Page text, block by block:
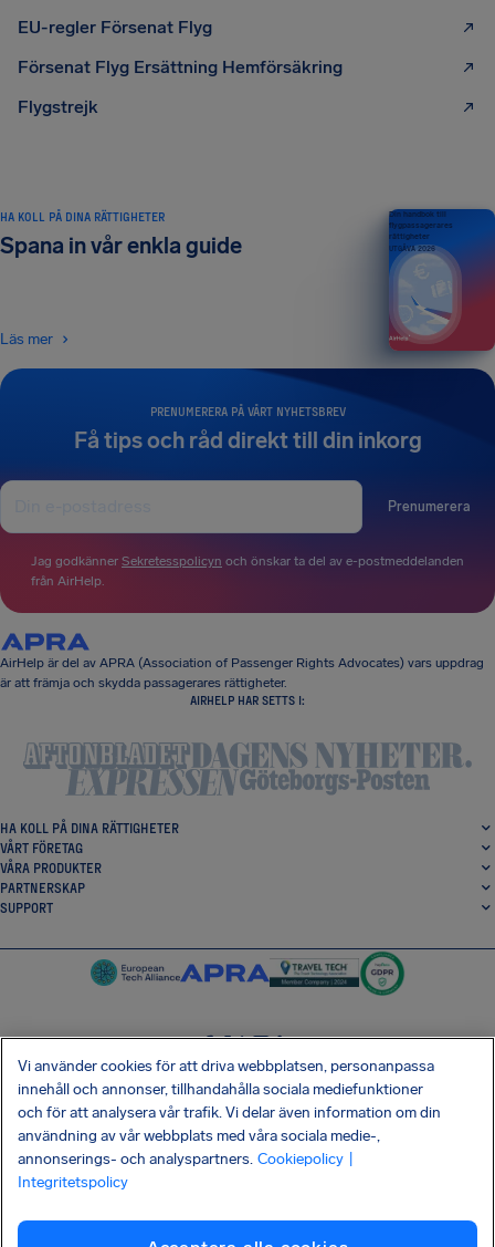
EU-regler Försenat Flyg
Försenat Flyg Ersättning Hemförsäkring
Flygstrejk
PRENUMERERA PÅ VÅRT NYHETSBREV
Få tips och råd direkt till din inkorg
Prenumerera
Jag godkänner Sekretesspolicyn och önskar ta del av e-postmeddelanden
från AirHelp.
HA KOLL PÅ DINA RÄTTIGHETER
Spana in vår enkla guide
Läs mer
Din handbok till
flygpassagerares
rättigheter
UTGÅVA 2026
AirHelp är del av APRA (Association of Passenger Rights Advocates) vars uppdrag
är att främja och skydda passagerares rättigheter.
AIRHELP HAR SETTS I:
HA KOLL PÅ DINA RÄTTIGHETER
VÅRT FÖRETAG
VÅRA PRODUKTER
PARTNERSKAP
SUPPORT
SocialFacebook
SocialTwitter
SocialInstagram
SocialLinkedin
HÄMTA VÅR GRATIS-APP
Kakor Företagsinformation
Vi använder cookies för att driva webbplatsen, personanpassa
innehåll och annonser, tillhandahålla sociala mediefunktioner
och för att analysera vår trafik. Vi delar även information om din
användning av vår webbplats med våra sociala medie-,
annonserings- och analyspartners. Cookiepolicy
Integritetspolicy